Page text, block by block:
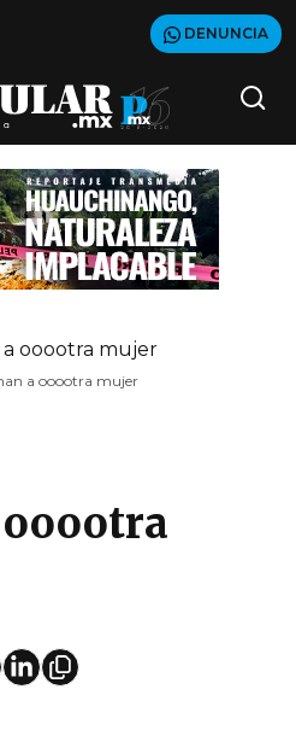
DENUNCIA
a ooootra mujer